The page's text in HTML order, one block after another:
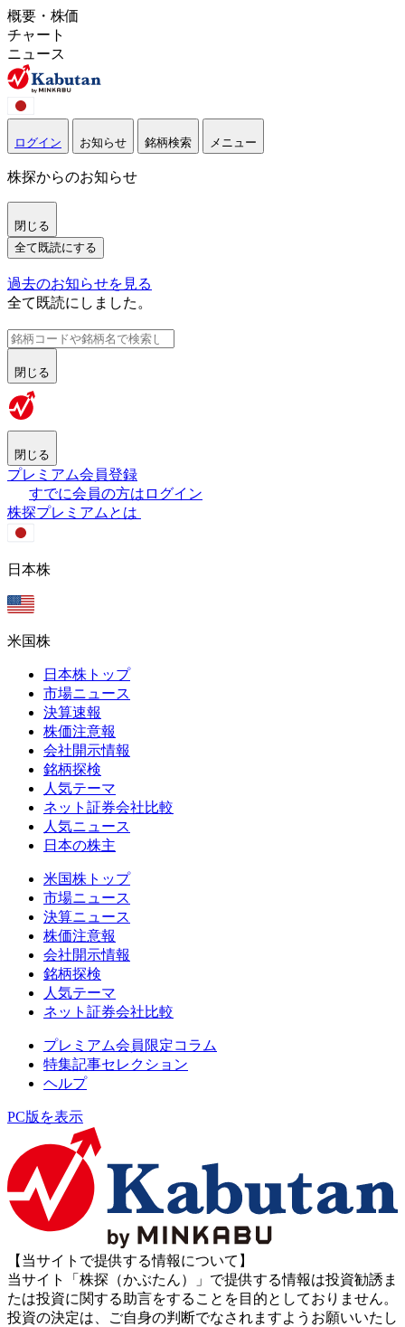
概要・株価
チャート
ニュース
ログイン お知らせ 銘柄検索 メニュー
株探からのお知らせ
閉じる
全て既読にする
過去のお知らせを見る
全て既読にしました。
閉じる
閉じる
プレミアム会員登録
すでに会員の方はログイン
株探プレミアムとは
日本株
米国株
日本株トップ
市場ニュース
決算速報
株価注意報
会社開示情報
銘柄探検
人気テーマ
ネット証券会社比較
人気ニュース
日本の株主
米国株トップ
市場ニュース
決算ニュース
株価注意報
会社開示情報
銘柄探検
人気テーマ
ネット証券会社比較
プレミアム会員限定コラム
特集記事セレクション
ヘルプ
PC版を表示
【当サイトで提供する情報について】
当サイト「株探（かぶたん）」で提供する情報は投資勧誘ま
たは投資に関する助言をすることを目的としておりません。
投資の決定は、ご自身の判断でなされますようお願いいたし